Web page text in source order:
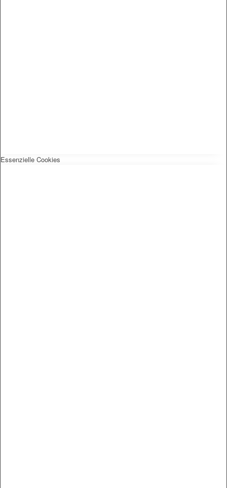
Essenzielle Cookies